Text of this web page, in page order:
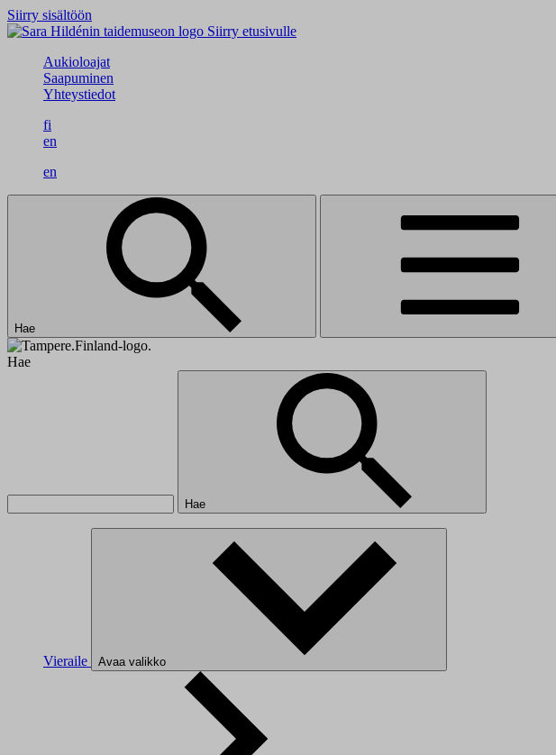
Siirry sisältöön
Siirry etusivulle
Aukioloajat
Saapuminen
Yhteystiedot
fi
en
en
Hae
Hae
Hae
Vieraile Avaa valikko